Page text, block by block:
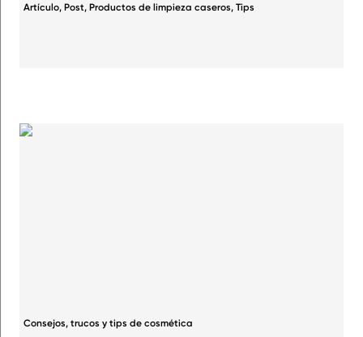
Artículo, Post, Productos de limpieza caseros, Tips
Consejos, trucos y tips de cosmética